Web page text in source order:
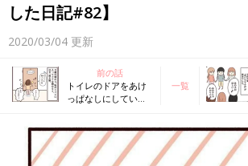
した日記#82】
2020/03/04 更新
前の話
トイレのドアをあけ
っぱなしにしていた
一覧